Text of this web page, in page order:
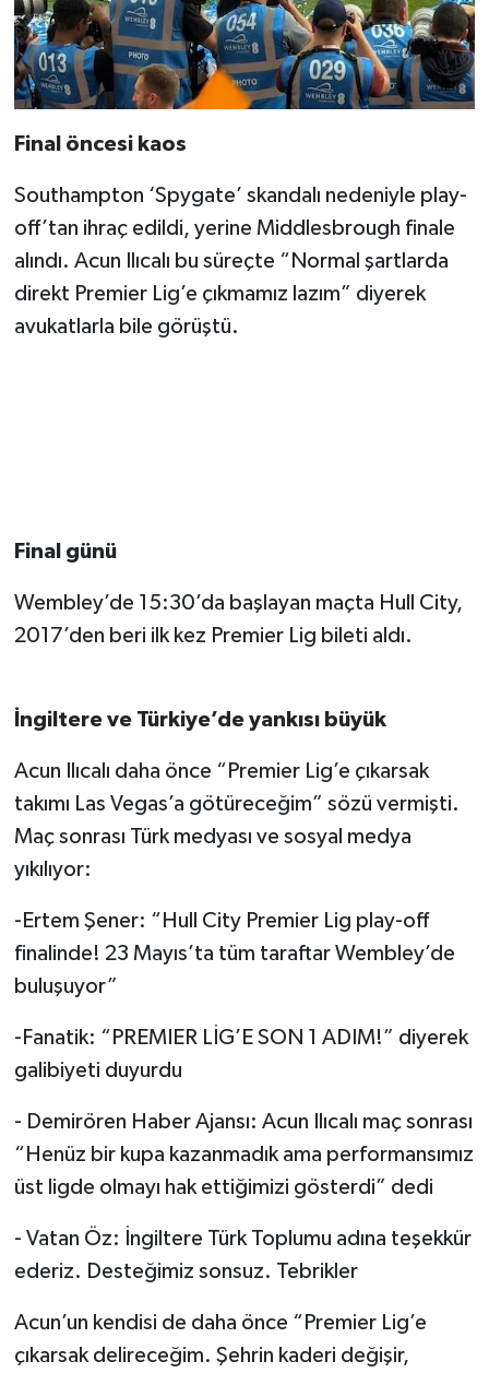
Final öncesi kaos
Southampton ‘Spygate’ skandalı nedeniyle play-
off’tan ihraç edildi, yerine Middlesbrough finale
alındı. Acun Ilıcalı bu süreçte “Normal şartlarda
direkt Premier Lig’e çıkmamız lazım” diyerek
avukatlarla bile görüştü.
Final günü
Wembley’de 15:30’da başlayan maçta Hull City,
2017’den beri ilk kez Premier Lig bileti aldı.
İngiltere ve Türkiye’de yankısı büyük
Acun Ilıcalı daha önce “Premier Lig’e çıkarsak
takımı Las Vegas’a götüreceğim” sözü vermişti.
Maç sonrası Türk medyası ve sosyal medya
yıkılıyor:
-Ertem Şener: “Hull City Premier Lig play-off
finalinde! 23 Mayıs’ta tüm taraftar Wembley’de
buluşuyor”
-Fanatik: “PREMIER LİG’E SON 1 ADIM!” diyerek
galibiyeti duyurdu
- Demirören Haber Ajansı: Acun Ilıcalı maç sonrası
“Henüz bir kupa kazanmadık ama performansımız
üst ligde olmayı hak ettiğimizi gösterdi” dedi
- Vatan Öz: İngiltere Türk Toplumu adına teşekkür
ederiz. Desteğimiz sonsuz. Tebrikler
Acun’un kendisi de daha önce “Premier Lig’e
çıkarsak delireceğim. Şehrin kaderi değişir,